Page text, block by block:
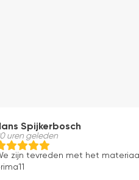
Spijkerbosch
uren geleden
zijn tevreden met het